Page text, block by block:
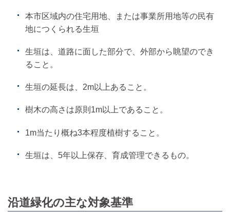
本市区域内の住宅用地、または事業所用地等の民有
地につくられる生垣
生垣は、道路に面した部分で、外部から眺望のでき
ること。
生垣の延長は、2m以上あること。
樹木の高さは原則1m以上であること。
1m当たり概ね3本程度植樹すること。
生垣は、5年以上保存、育成管理できるもの。
沿道緑化の主な対象基準